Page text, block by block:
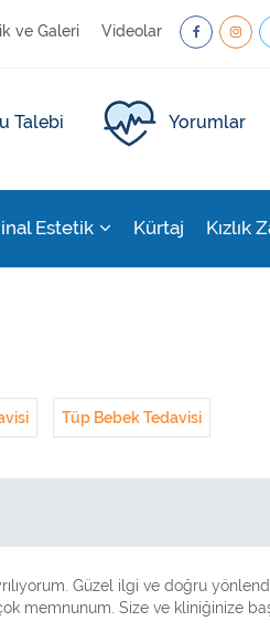
ve Galeri Videolar
Talebi Yorumlar
Estetik Kürtaj Kızlık
Tüp Bebek Tedavisi
Güzel ilgi ve doğru
memnunum. Size ve kliniğinize